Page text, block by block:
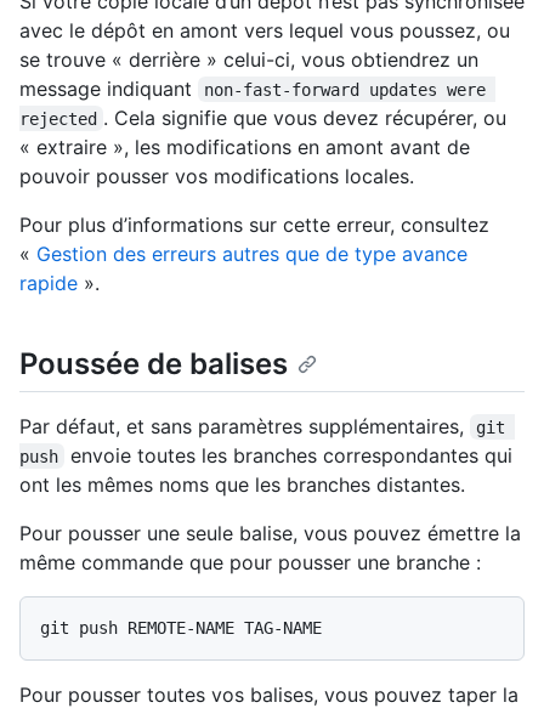
avec le dépôt en amont vers lequel vous poussez, ou
se trouve « derrière » celui-ci, vous obtiendrez un
message indiquant
non-fast-forward updates were
rejected . Cela signifie que vous devez récupérer, ou
« extraire », les modifications en amont avant de
pouvoir pousser vos modifications locales.
Pour plus d’informations sur cette erreur, consultez
« Gestion des erreurs autres que de type avance
rapide ».
Poussée de balises
Par défaut, et sans paramètres supplémentaires,
git
push
envoie toutes les branches correspondantes qui
ont les mêmes noms que les branches distantes.
Pour pousser une seule balise, vous pouvez émettre la
même commande que pour pousser une branche :
Pour pousser toutes vos balises, vous pouvez taper la